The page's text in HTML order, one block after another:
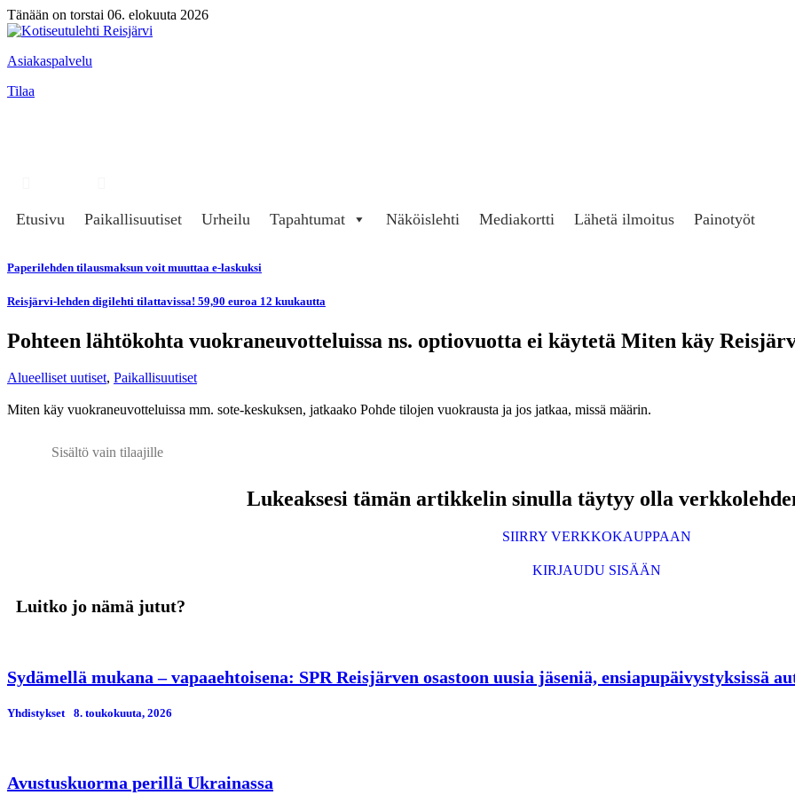
Tänään on torstai 06. elokuuta 2026
Asiakaspalvelu
Tilaa
Etusivu
Paikallisuutiset Urheilu Tapahtumat Näköislehti Mediakortti Lähetä ilmoitus Painotyöt
Paperilehden tilausmaksun voit muuttaa e-laskuksi
Reisjärvi-lehden digilehti tilattavissa! 59,90 euroa 12 kuukautta
Pohteen lähtökohta vuokraneuvotteluissa ns. optiovuotta ei käytetä Miten käy
Alueelliset uutiset, Paikallisuutiset
Miten käy vuokraneuvotteluissa mm. sote-keskuksen, jatkaako Pohde tilojen vuokrausta ja jos jatkaa, missä määrin.
Sisältö vain tilaajille
Lukeaksesi tämän artikkelin sinulla täytyy olla
SIIRRY VERKKOKAUPPAAN
KIRJAUDU SISÄÄN
Luitko jo nämä jutut?
Sydämellä mukana – vapaaehtoisena: SPR Reisjärven osastoon uusia jäseniä, ensiapupäivystyksissä
Yhdistykset 8. toukokuuta, 2026
Avustuskuorma perillä Ukrainassa